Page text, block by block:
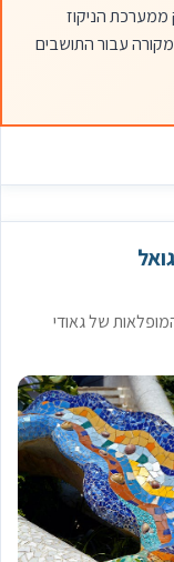
ממערכת הניקוז
עבור התושבים
של גאודי